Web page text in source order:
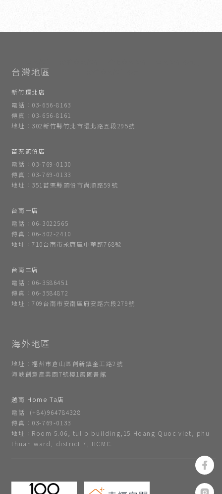
新竹環北店
電話：03-656-8163
傳真：03-656-8161
地址：302新竹縣竹北市環北路五段295號
苗栗頭份店
電話：03-769-0130
傳真：03-769-0133
地址：351苗栗縣頭份市尚順路59號
台南一店
電話：06-3022565
傳真：06-302-2410
地址：710台南市永康區中華路768號
台南二店
電話：06-3586451
傳真：06-3584872
地址：709台南市安南區府安路六段279號
地址：福州市倉山區創新鎮金工路2號
海峽創意產業園7號樓1層圖書館
越南 Home Ta店
電話: (+84)964784328
傳真：03-769-0133
地址：Room 5.06, tulip building,15 Hoang Quoc viet, phu
thuan ward, district 7, HCMC.